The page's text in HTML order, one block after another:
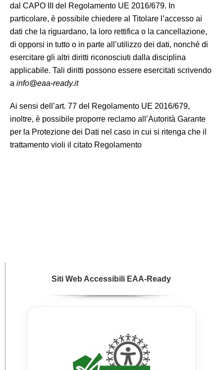
dal CAPO III del Regolamento UE 2016/679. In
particolare, è possibile chiedere al Titolare l’accesso ai
dati che la riguardano, la loro rettifica o la cancellazione,
di opporsi in tutto o in parte all’utilizzo dei dati, nonché di
esercitare gli altri diritti riconosciuti dalla disciplina
applicabile. Tali diritti possono essere esercitati scrivendo
a info@eaa-ready.it
Ai sensi dell’art. 77 del Regolamento UE 2016/679,
inoltre, è possibile proporre reclamo all’Autorità Garante
per la Protezione dei Dati nel caso in cui si ritenga che il
trattamento violi il citato Regolamento
Siti Web Accessibili EAA-Ready